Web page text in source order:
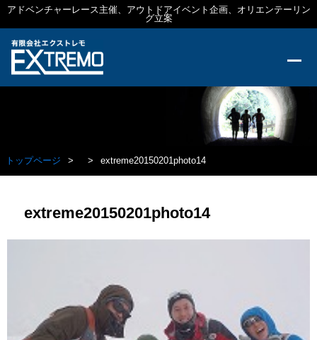
アドベンチャーレース主催、アウトドアイベント企画、オリエンテーリン
グ立案
トップページ extreme20150201photo14
extreme20150201photo14